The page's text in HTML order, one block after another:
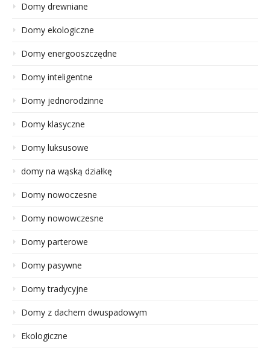
Domy drewniane
Domy ekologiczne
Domy energooszczędne
Domy inteligentne
Domy jednorodzinne
Domy klasyczne
Domy luksusowe
domy na wąską działkę
Domy nowoczesne
Domy nowowczesne
Domy parterowe
Domy pasywne
Domy tradycyjne
Domy z dachem dwuspadowym
Ekologiczne